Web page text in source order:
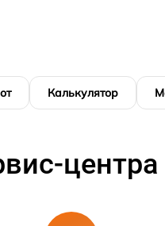
Калькулятор
центра